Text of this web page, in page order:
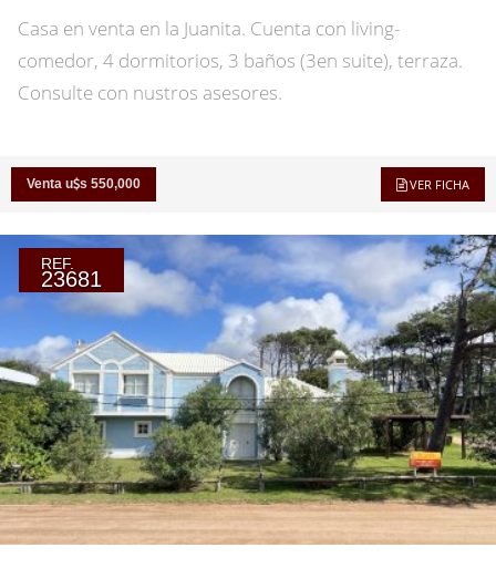
Casa en venta en la Juanita. Cuenta con living-
comedor, 4 dormitorios, 3 baños (3en suite), terraza.
Consulte con nustros asesores.
Venta u s 550,000 VER FICHA
REF.
23681